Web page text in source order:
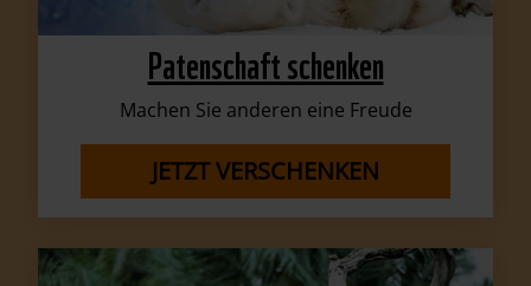
Patenschaft schenken
Machen Sie anderen eine Freude
JETZT VERSCHENKEN